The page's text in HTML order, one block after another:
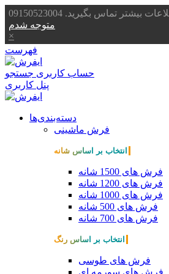
تماس بگیرید. 09150523004
متوجه شدم
×
فهرست
حساب کاربری جستجو
پنل کاربری
دسته‌بندی‌ها
فرش ماشینی
انتخاب بر اساس شانه
فرش های 1500 شانه
فرش های 1200 شانه
فرش های 1000 شانه
فرش های 500 شانه
فرش های 700 شانه
انتخاب بر اساس رنگ
فرش های طوسی
فرش های سورمه ای